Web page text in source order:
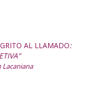
AL LLAMADO:
Lacaniana